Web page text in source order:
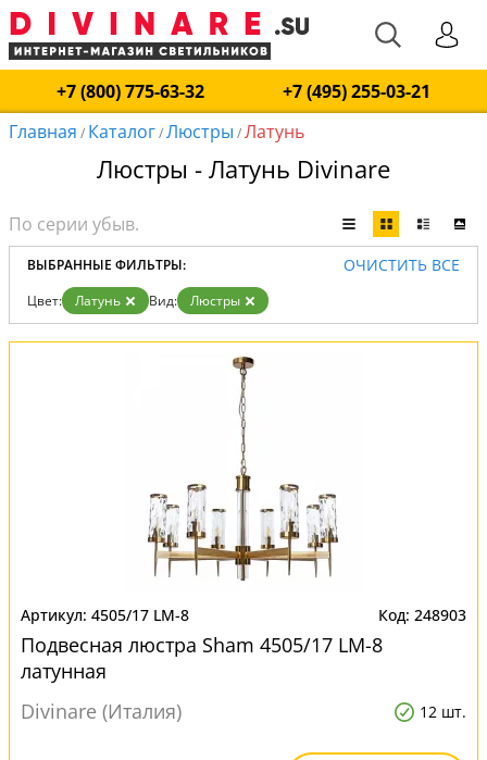
+7 (800) 775-63-32
+7 (495) 255-03-21
Главная / Каталог/Люстры /Латунь
Люстры - Латунь Divinare
ВЫБРАННЫЕ ФИЛЬТРЫ: ОЧИСТИТЬ ВСЕ
Цвет: Латунь Вид: Люстры
4505/17 LM-8 248903
Подвесная люстра Sham 4505/17 LM-8
латунная
Divinare (Италия)
12 шт.